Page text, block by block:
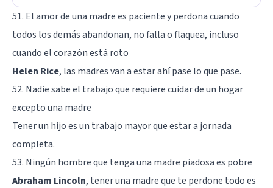
51. El amor de una madre es paciente y perdona cuando
todos los demás abandonan, no falla o flaquea, incluso
cuando el corazón está roto
Helen Rice, las madres van a estar ahí pase lo que pase.
52. Nadie sabe el trabajo que requiere cuidar de un hogar
excepto una madre
Tener un hijo es un trabajo mayor que estar a jornada
completa.
53. Ningún hombre que tenga una madre piadosa es pobre
Abraham Lincoln, tener una madre que te perdone todo es